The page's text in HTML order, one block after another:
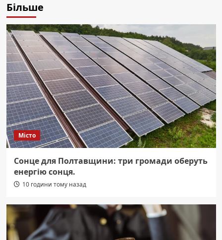
Більше
Місто
Сонце для Полтавщини: три громади оберуть
енергію сонця.
10 години тому назад